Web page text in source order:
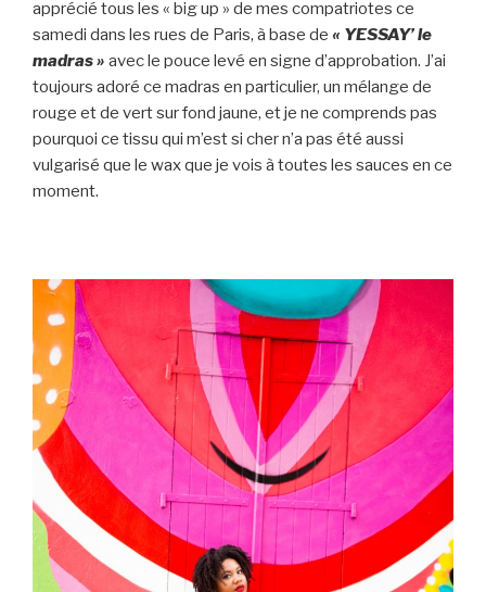
apprécié tous les « big up » de mes compatriotes ce
samedi dans les rues de Paris, à base de « YESSAY’ le
madras » avec le pouce levé en signe d’approbation. J’ai
toujours adoré ce madras en particulier, un mélange de
rouge et de vert sur fond jaune, et je ne comprends pas
pourquoi ce tissu qui m’est si cher n’a pas été aussi
vulgarisé que le wax que je vois à toutes les sauces en ce
moment.